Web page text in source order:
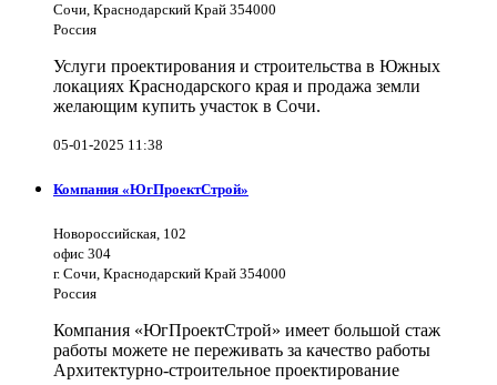
Сочи, Краснодарский Край 354000
Россия
Услуги проектирования и строительства в Южных
локациях Краснодарского края и продажа земли
желающим купить участок в Сочи.
05-01-2025 11:38
Компания «ЮгПроектСтрой»
Новороссийская, 102
офис 304
г. Сочи, Краснодарский Край 354000
Россия
Компания «ЮгПроектСтрой» имеет большой стаж
работы можете не переживать за качество работы
Архитектурно-строительное проектирование